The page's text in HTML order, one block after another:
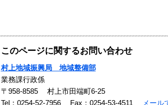
このページに関するお問い合わせ
村上地域振興局 地域整備部
業務課行政係
〒958-8585
村上市田端町6-25
Tel：0254‐52‐7956
Fax：0254-53-4511 メール